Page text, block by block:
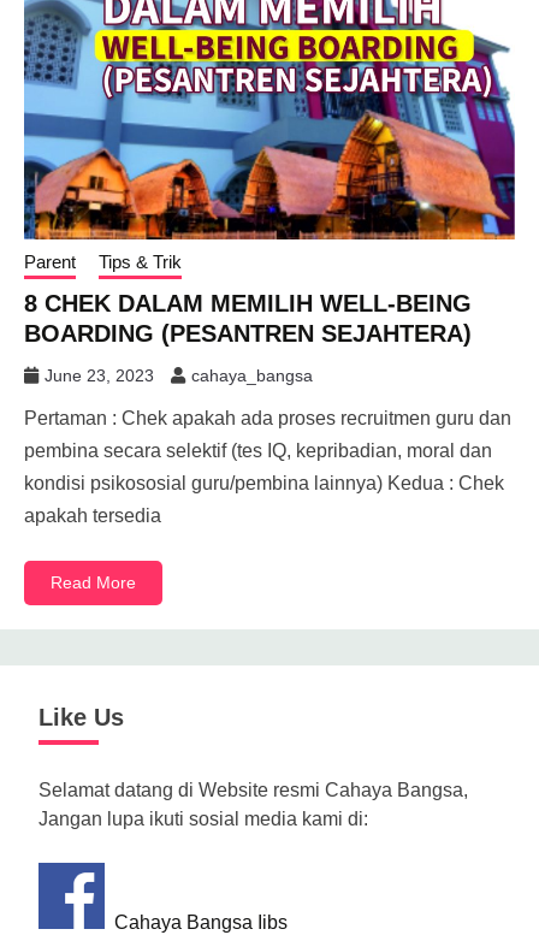
Parent Tips & Trik
8 CHEK DALAM MEMILIH WELL-BEING
BOARDING (PESANTREN SEJAHTERA)
June 23, 2023 cahaya_bangsa
Pertaman : Chek apakah ada proses recruitmen guru dan
pembina secara selektif (tes IQ, kepribadian, moral dan
kondisi psikososial guru/pembina lainnya) Kedua : Chek
apakah tersedia
Read More
Like Us
Selamat datang di Website resmi Cahaya Bangsa,
Jangan lupa ikuti sosial media kami di:
Cahaya Bangsa Iibs